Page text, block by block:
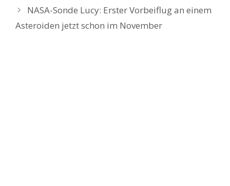
NASA-Sonde Lucy: Erster Vorbeiflug an einem
Asteroiden jetzt schon im November